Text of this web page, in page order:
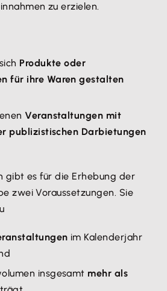
zu erzielen.
Produkte oder
für ihre Waren gestalten
Veranstaltungen mit
publizistischen Darbietungen
gibt es für die Erhebung der
zwei Voraussetzungen. Sie
im Kalenderjahr
insgesamt mehr als